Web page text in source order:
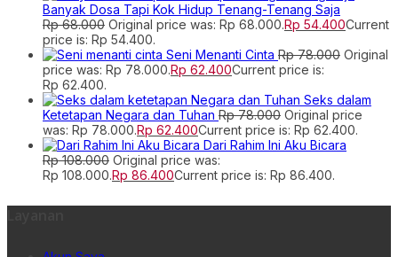
Banyak Dosa Tapi Kok Hidup Tenang-Tenang Saja
Rp68.000 Original price was: Rp 68.000.Rp 54.400Current
price is: Rp 54.400.
Seni Menanti Cinta Rp78.000 Original
price was: Rp 78.000.Rp 62.400Current price is:
Rp 62.400.
Seks dalam
Ketetapan Negara dan Tuhan Rp78.000 Original price
was: Rp 78.000.Rp 62.400Current price is: Rp 62.400.
Dari Rahim Ini Aku Bicara
Rp108.000 Original price was:
Rp 108.000.Rp 86.400Current price is: Rp 86.400.